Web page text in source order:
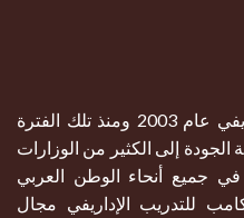
أنشئ مركز كامب للتدريب الإداريفي عام 2003 ومنذ تلك الفترة
الجودة إلى الكثير من الوزارات
جميع أنحاء الوطن العربي
للتدريب الإداريفي مجال